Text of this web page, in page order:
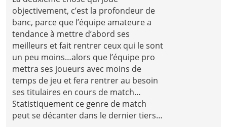
objectivement, c’est la profondeur de
banc, parce que l’équipe amateure a
tendance à mettre d’abord ses
meilleurs et fait rentrer ceux qui le sont
un peu moins…alors que l’équipe pro
mettra ses joueurs avec moins de
temps de jeu et fera rentrer au besoin
ses titulaires en cours de match…
Statistiquement ce genre de match
peut se décanter dans le dernier tiers…